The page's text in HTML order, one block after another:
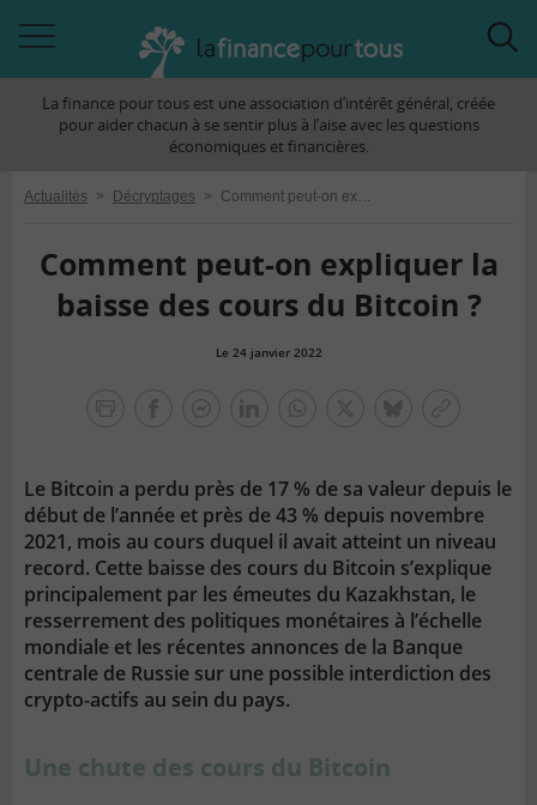
àLa finance pour tous est une association d’intérêt général, créée
pour aider chacun à se sentir plus à l’aise avec les questions
économiques et financières.
Actualités > Décryptages > Comment peut-on expliquer la baisse des cours du Bitcoin ?
Comment peut-on expliquer la
baisse des cours du Bitcoin ?
Le 24 janvier 2022
Le Bitcoin a perdu près de 17 % de sa valeur depuis le
début de l’année et près de 43 % depuis novembre
2021, mois au cours duquel il avait atteint un niveau
record. Cette baisse des cours du Bitcoin s’explique
principalement par les émeutes du Kazakhstan, le
resserrement des politiques monétaires à l’échelle
mondiale et les récentes annonces de la Banque
centrale de Russie sur une possible interdiction des
crypto-actifs au sein du pays.
Une chute des cours du Bitcoin